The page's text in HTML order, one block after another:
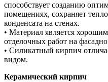
способствует созданию
помещениях, сохраняет
конденсата на стенах.
• Материал является
отделочных работ на
• Силикатный кирпич
видом.
Керамический кирпич